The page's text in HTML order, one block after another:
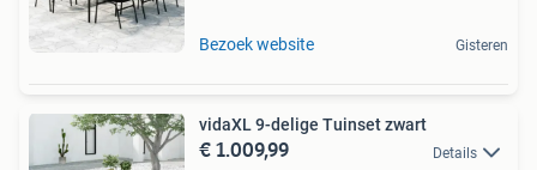
Bezoek website Gisteren
vidaXL 9-delige Tuinset zwart
€ 1.009,99 Details